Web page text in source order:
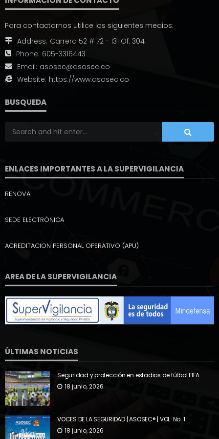
Para contactarnos utilice los siguientes medios:
Address: Carrera 52 # 72 - 131 Of. 304
Phone: 605-3316443
Email: asosec@asosec.co
Website: https://www.asosec.co
BUSQUEDA
ENLACES IMPORTANTES A LA SUPERVIGILANCIA
RENOVA
SEDE ELECTRÓNICA
ACREDITACION PERSONAL OPERATIVO (APU)
AREA DE LA SUPERVIGILANCIA
ÚLTIMAS NOTICIAS
Seguridad y protección en estadios de fútbol FIFA
18 junio, 2026
VOCES DE LA SEGURIDAD | ASOSEC® | VOL. No. 1
18 junio, 2026